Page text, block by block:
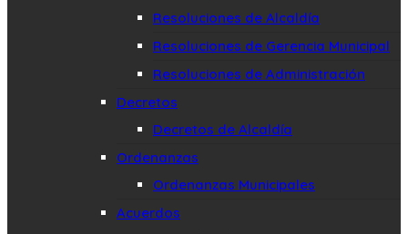
Resoluciones de Alcaldía
Resoluciones de Gerencia Municipal
Resoluciones de Administración
Decretos
Decretos de Alcaldía
Ordenanzas
Ordenanzas Municipales
Acuerdos